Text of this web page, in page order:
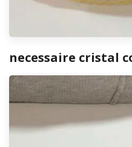
necessaire cristal